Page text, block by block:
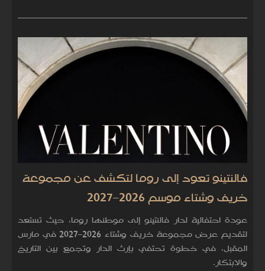
فالنتينو تعود إلى روما لتكشف عن مجموعة
خريف وشتاء موسم 2026–2027
عودة احتفالية لدار فالنتينو إلى موطنها روما، حيث تستعد
لتقديم عرض مجموعة خريف وشتاء 2026–2027 في مارس
المقبل، في خطوة تحتفي بإرث الدار وتجمع بين التاريخ
والابتكار.